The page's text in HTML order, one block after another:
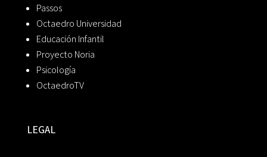
Passos
Octaedro Universidad
Educación Infantil
Proyecto Noria
Psicología
OctaedroTV
LEGAL